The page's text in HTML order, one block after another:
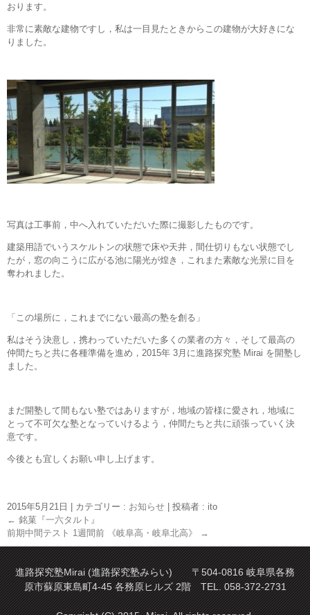
おります。
非常に素敵な建物ですし，私は一目見たときからこの建物が大好きにな
りました。
写真は工事前，中へ入れていただいた際に撮影したものです。
建築用語でいうスケルトンの状態で床や天井，間仕切りもない状態でし
たが，窓の向こうに広がる池に陽光が煌き，これまた素敵な光景に目を
奪われました。
「この場所に，これまでにない最高の塾を創る」
私はそう決意し，携わっていただいた多くの業者の方々，そして最高の
仲間たちと共に各種準備を進め，2015年 3月に進路探究塾 Mirai を開塾し
ました。
まだ開塾して間もない塾ではありますが，地域の皆様に愛され，地域に
とって不可欠な塾となっていけるよう，仲間たちと共に頑張っていく決
意です。
今後とも宜しくお願い申し上げます。
2015年5月21日 カテゴリー : お知らせ
投稿者 : ito
← 銘菓『一六タルト』
前期中間テスト 1週間前 《岐阜高・岐阜北高》
→
進路探究塾Mirai (進路探究塾みらい) 〒504-0816 岐阜県各務
原市蘇原東島町4-45 各務原ヒルズ 2階 TEL. 058-372-2731